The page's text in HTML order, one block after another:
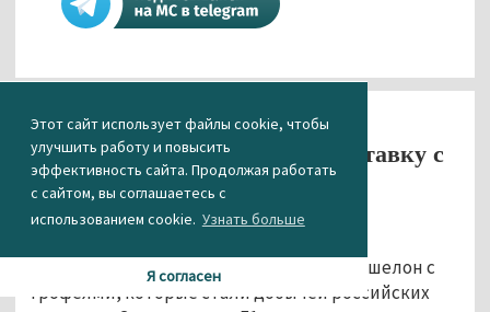
Этот сайт использует файлы cookie, чтобы
улучшить работу и повысить
эффективность сайта. Продолжая работать
с сайтом, вы соглашаетесь с
использованием cookie. Узнать больше
Я согласен
Общество
В Екатеринбург привезли выставку с
трофеями из Сирии (ВИДЕО)
09.04.2019 13:22
Днём 9 апреля в Екатеринбург прибыл эшелон с
трофеями, которые стали добычей российских